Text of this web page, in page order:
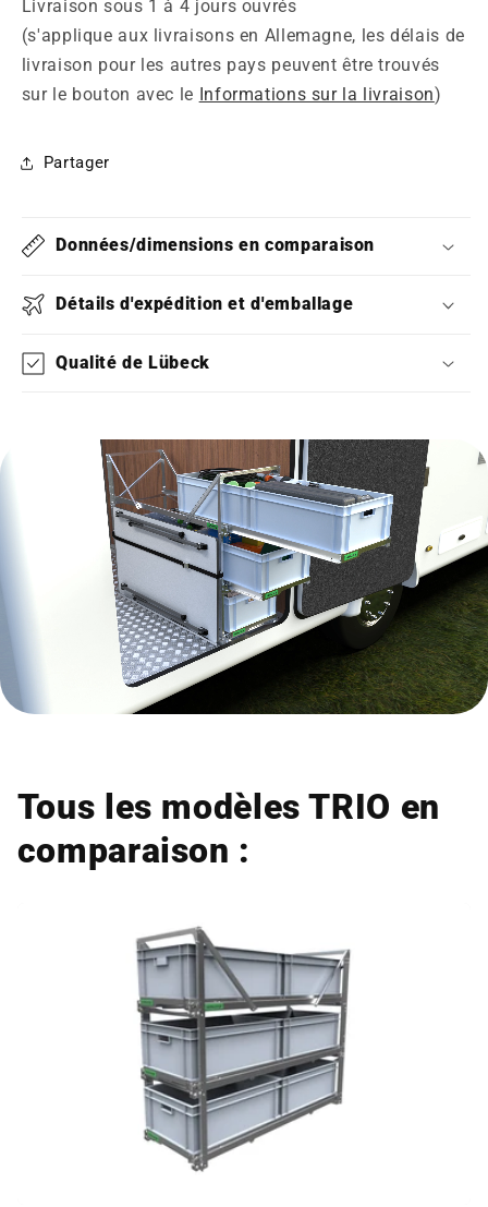
Livraison sous 1 à 4 jours ouvrés
(s'applique aux livraisons en Allemagne, les délais de
livraison pour les autres pays peuvent être trouvés
sur le bouton avec le Informations sur la livraison)
Partager
Données/dimensions en comparaison
Détails d'expédition et d'emballage
Qualité de Lübeck
Tous les modèles TRIO en
comparaison :